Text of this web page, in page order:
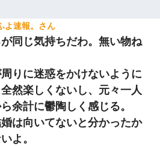
速報。
同じ気持ちだわ。無い物ね
りに迷惑をかけないように
然楽しくないし、元々一人
余計に鬱陶しく感じる。
は向いてないと分かったか
よ。